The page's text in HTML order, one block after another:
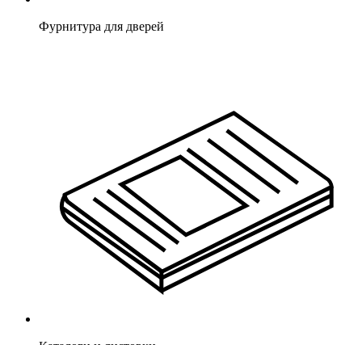
Фурнитура для дверей